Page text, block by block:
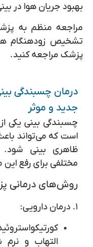
بهبود جریان هوا در
مراجعه منظم به
تشخیص زودهنگام
پزشک مراجعه کنید.
درمان چسبندگی
جدید و موثر
چسبندگی بینی یکی
است که می‌تواند
ظاهری بینی شود.
مختلفی برای رفع
روش‌های درمانی
التهاب و